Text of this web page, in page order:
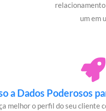
um em
a Dados Poderosos
melhor o perfil do seu cliente